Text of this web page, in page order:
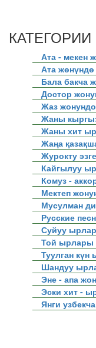
КАТЕГОРИИ
Ата - мекен
Ата
Бала бакча
Достор
Жаз
Жаны
Жаны хит
Жаңа
Журокту
Кайгылуу
Комуз -
Мектеп
Мусулман
Русские
Суйуу
Той ырлары
Туулган
Шандуу
Эне - апа
Эски хит -
Янги